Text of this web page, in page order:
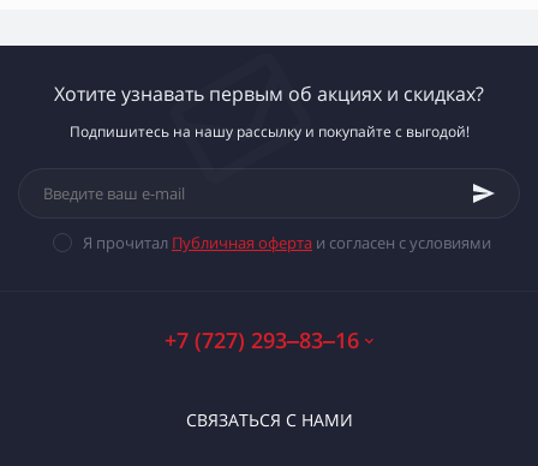
Хотите узнавать первым об акциях и скидках?
Подпишитесь на нашу рассылку и покупайте с выгодой!
Я прочитал Публичная оферта и согласен с условиями
+7 (727) 293‒83‒16
СВЯЗАТЬСЯ С НАМИ